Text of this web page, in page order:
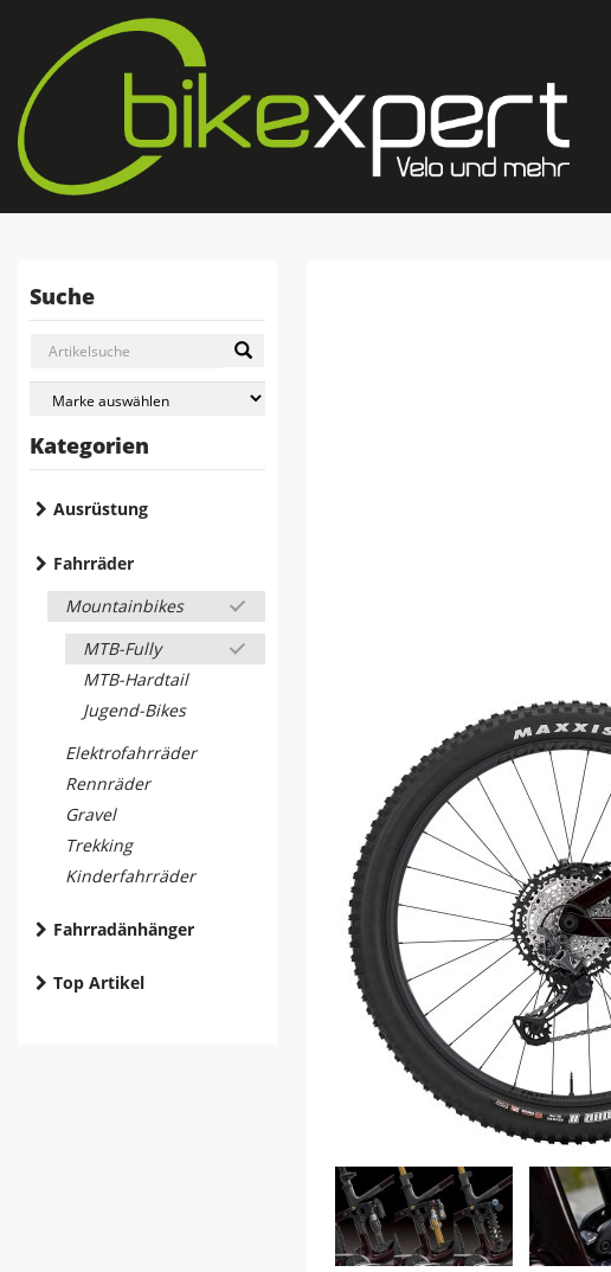
Suche
Kategorien
Ausrüstung
Fahrräder
Mountainbikes
MTB-Fully
MTB-Hardtail
Jugend-Bikes
Elektrofahrräder
Rennräder
Gravel
Trekking
Kinderfahrräder
Fahrradänhänger
Top Artikel